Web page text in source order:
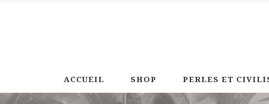
ACCUEIL SHOP PERLES ET